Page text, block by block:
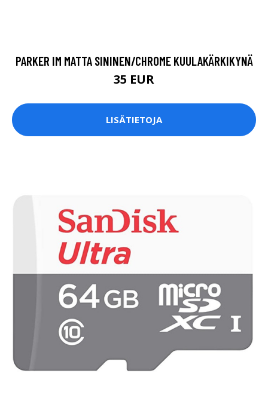
PARKER IM MATTA SININEN/CHROME KUULAKÄRKIKYNÄ
35 EUR
LISÄTIETOJA